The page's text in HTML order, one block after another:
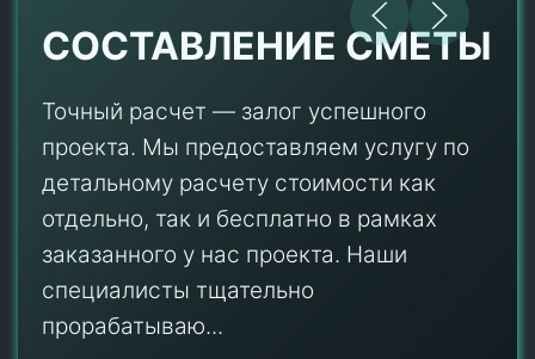
СОСТАВЛЕНИЕ СМЕТЫ
Точный расчет — залог успешного
проекта. Мы предоставляем услугу по
детальному расчету стоимости как
отдельно, так и бесплатно в рамках
заказанного у нас проекта. Наши
специалисты тщательно
прорабатываю...